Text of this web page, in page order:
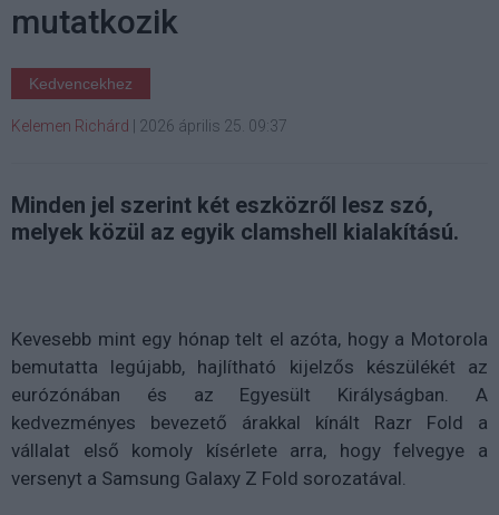
mutatkozik
Kedvencekhez
Kelemen Richárd 2026 április 25. 09:37
Minden jel szerint két eszközről lesz szó,
melyek közül az egyik clamshell kialakítású.
Kevesebb mint egy hónap telt el azóta, hogy a Motorola
bemutatta legújabb, hajlítható kijelzős készülékét az
eurózónában és az Egyesült Királyságban. A
kedvezményes bevezető árakkal kínált Razr Fold a
vállalat első komoly kísérlete arra, hogy felvegye a
versenyt a Samsung Galaxy Z Fold sorozatával.